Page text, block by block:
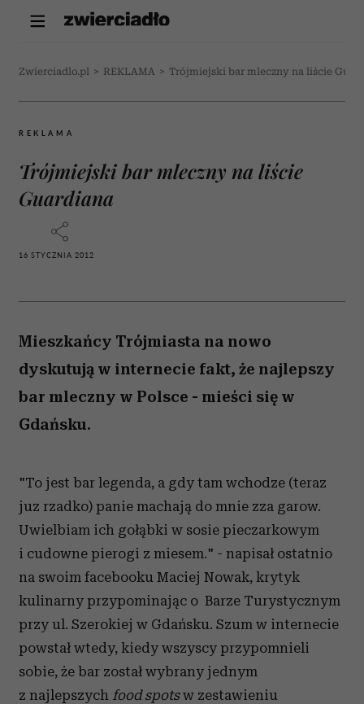
Zwierciadlo.pl > REKLAMA > Trójmiejski bar mleczny na liście
REKLAMA
Trójmiejski bar mleczny na liście
Guardiana
16 STYCZNIA 2012
Mieszkańcy Trójmiasta na nowo
dyskutują w internecie fakt, że najlepszy
bar mleczny w Polsce - mieści się w
Gdańsku.
"To jest bar legenda, a gdy tam wchodze (teraz
juz rzadko) panie machają do mnie zza garow.
Uwielbiam ich gołąbki w sosie pieczarkowym
i cudowne pierogi z miesem." - napisał ostatnio
na swoim facebooku Maciej Nowak, krytyk
kulinarny przypominając o Barze Turystycznym
przy ul. Szerokiej w Gdańsku. Szum w internecie
powstał wtedy, kiedy wszyscy przypomnieli
sobie, że bar został wybrany jednym
z najlepszych food spotsw zestawieniu